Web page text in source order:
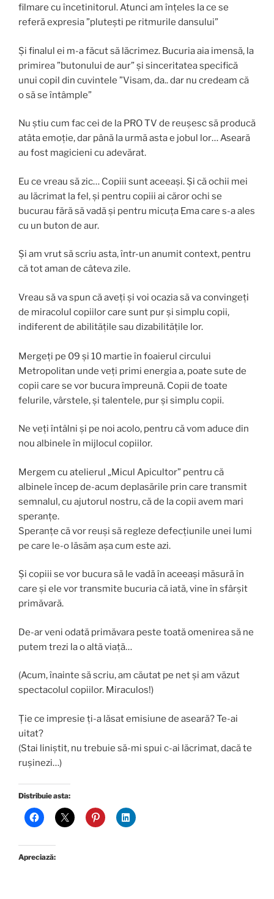
filmare cu încetinitorul. Atunci am înțeles la ce se
referă expresia ”plutești pe ritmurile dansului”
Și finalul ei m-a făcut să lăcrimez. Bucuria aia imensă, la
primirea ”butonului de aur” și sinceritatea specifică
unui copil din cuvintele ”Visam, da.. dar nu credeam că
o să se întâmple”
Nu știu cum fac cei de la PRO TV de reușesc să producă
atâta emoție, dar până la urmă asta e jobul lor… Aseară
au fost magicieni cu adevărat.
Eu ce vreau să zic… Copiii sunt aceeași. Și că ochii mei
au lăcrimat la fel, și pentru copiii ai căror ochi se
bucurau fără să vadă și pentru micuța Ema care s-a ales
cu un buton de aur.
Și am vrut să scriu asta, într-un anumit context, pentru
că tot aman de câteva zile.
Vreau să va spun că aveți și voi ocazia să va convingeți
de miracolul copiilor care sunt pur și simplu copii,
indiferent de abilitățile sau dizabilitățile lor.
Mergeți pe 09 și 10 martie în foaierul circului
Metropolitan unde veți primi energia a, poate sute de
copii care se vor bucura împreună. Copii de toate
felurile, vârstele, și talentele, pur și simplu copii.
Ne veți întâlni și pe noi acolo, pentru că vom aduce din
nou albinele în mijlocul copiilor.
Mergem cu atelierul „Micul Apicultor” pentru că
albinele încep de-acum deplasările prin care transmit
semnalul, cu ajutorul nostru, că de la copii avem mari
speranțe.
Speranțe că vor reuși să regleze defecțiunile unei lumi
pe care le-o lăsăm așa cum este azi.
Și copiii se vor bucura să le vadă în aceeași măsură în
care și ele vor transmite bucuria că iată, vine în sfârșit
primăvară.
De-ar veni odată primăvara peste toată omenirea să ne
putem trezi la o altă viață…
(Acum, înainte să scriu, am căutat pe net și am văzut
spectacolul copiilor. Miraculos!)
Ție ce impresie ți-a lăsat emisiune de aseară? Te-ai
uitat?
(Stai liniștit, nu trebuie să-mi spui c-ai lăcrimat, dacă te
rușinezi…)
Distribuie asta:
Apreciază: